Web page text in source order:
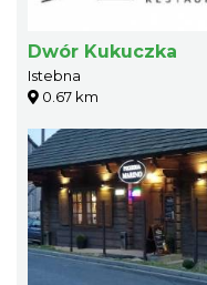
Dwór Kukuczka
Istebna
0.67 km